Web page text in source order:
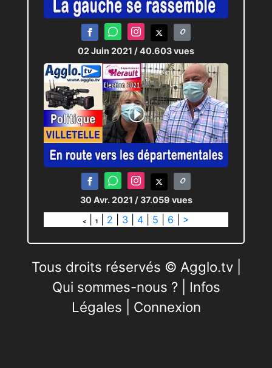
02 Juin 2021 / 40.603 vues
30 Avr. 2021 / 37.059 vues
< 1 2 3 4 5 6 >
Tous droits réservés © Agglo.tv |
Qui sommes-nous ?| Infos
Légales
Connexion